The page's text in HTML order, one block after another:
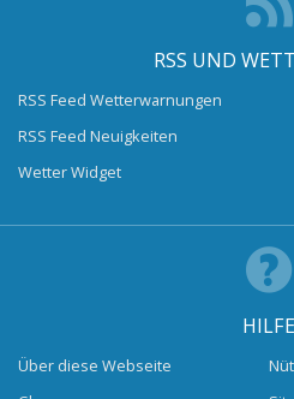
RSS UND
RSS Feed Wetterwarnungen
RSS Feed Neuigkeiten
Wetter Widget
HILFE
Über diese Webseite